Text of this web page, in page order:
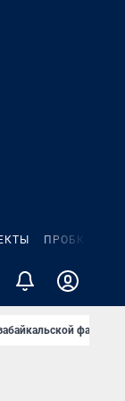
ПРОБКИ
фамилии